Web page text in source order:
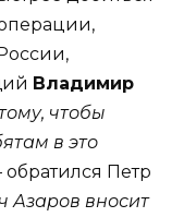
Владимир
чтобы
в это
обратился Петр
Азаров вносит